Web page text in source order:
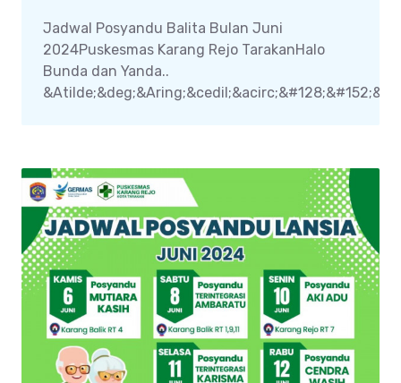
Jadwal Posyandu Balita Bulan Juni
2024Puskesmas Karang Rejo TarakanHalo
Bunda dan Yanda..